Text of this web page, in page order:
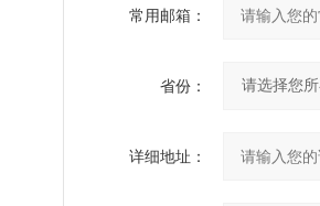
常用邮箱：
省份：
详细地址：